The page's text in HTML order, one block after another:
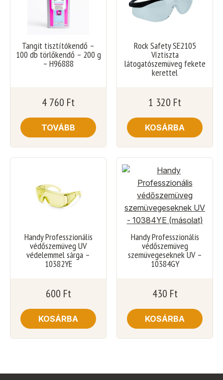
Tangit tisztítókendő –
100 db törlőkendő – 200 g
– H96888
4 760 Ft
TOVÁBB
Rock Safety SE2105
Víztiszta
látogatószemüveg fekete
kerettel
1 320 Ft
KOSÁRBA
Handy Professzionális
védőszemüveg UV
védelemmel sárga –
10382YE
600 Ft
KOSÁRBA
Handy Professzionális
védőszemüveg
szemüvegeseknek UV –
10384GY
430 Ft
KOSÁRBA